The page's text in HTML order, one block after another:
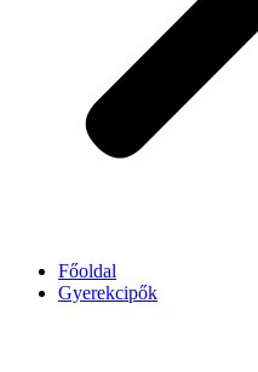
Főoldal
Gyerekcipők